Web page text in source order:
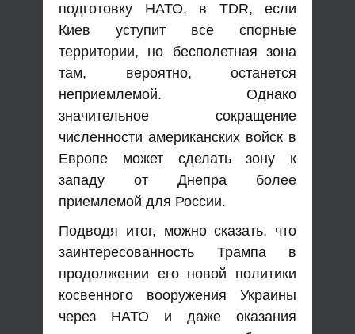
подготовку НАТО, в TDR, если
Киев уступит все спорные
территории, но бесполетная зона
там, вероятно, останется
неприемлемой. Однако
значительное сокращение
численности американских войск в
Европе может сделать зону к
западу от Днепра более
приемлемой для России.
Подводя итог, можно сказать, что
заинтересованность Трампа в
продолжении его новой политики
косвенного вооружения Украины
через НАТО и даже оказания